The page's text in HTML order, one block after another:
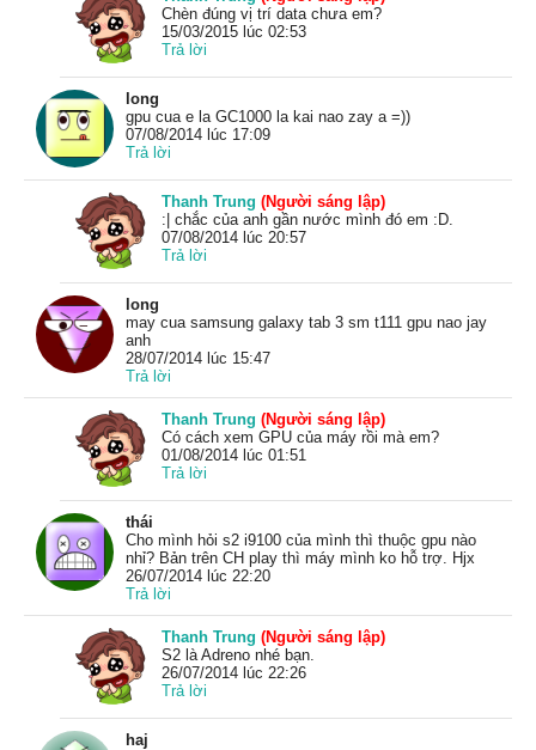
Chèn đúng vị trí data chưa em?
15/03/2015 lúc 02:53
Trả lời
long
gpu cua e la GC1000 la kai nao zay a =))
07/08/2014 lúc 17:09
Trả lời
Thanh Trung (Người sáng lập)
:| chắc của anh gần nước mình đó em :D.
07/08/2014 lúc 20:57
Trả lời
long
may cua samsung galaxy tab 3 sm t111 gpu nao jay
anh
28/07/2014 lúc 15:47
Trả lời
Thanh Trung (Người sáng lập)
Có cách xem GPU của máy rồi mà em?
01/08/2014 lúc 01:51
Trả lời
thái
Cho mình hỏi s2 i9100 của mình thì thuộc gpu nào
nhỉ? Bản trên CH play thì máy mình ko hỗ trợ. Hjx
26/07/2014 lúc 22:20
Trả lời
Thanh Trung (Người sáng lập)
S2 là Adreno nhé bạn.
26/07/2014 lúc 22:26
Trả lời
haj